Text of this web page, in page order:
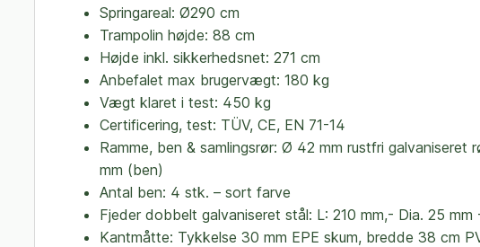
Springareal: Ø290 cm
Trampolin højde: 88 cm
Højde inkl. sikkerhedsnet: 271 cm
Anbefalet max brugervægt: 180 kg
Vægt klaret i test: 450 kg
Certificering, test: TÜV, CE, EN 71-14
Ramme, ben & samlingsrør: Ø 42 mm rustfri galvaniseret
mm (ben)
Antal ben: 4 stk. – sort farve
Fjeder dobbelt galvaniseret stål: L: 210 mm,- Dia. 25
Kantmåtte: Tykkelse 30 mm EPE skum, bredde 38 cm